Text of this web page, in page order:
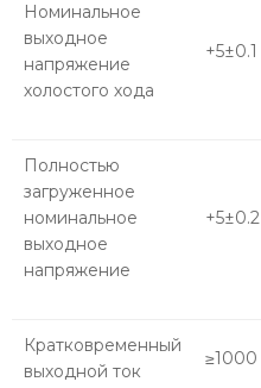
Номинальное
выходное
напряжение
холостого хода
+5±0.1
Полностью
загруженное
номинальное
выходное
напряжение
+5±0.2
Кратковременный
выходной ток
≥1000